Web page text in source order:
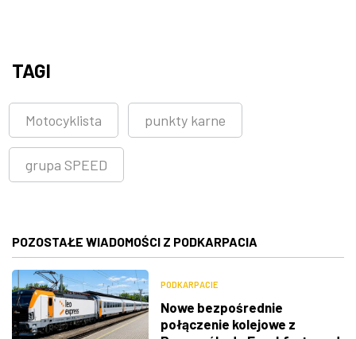
TAGI
Motocyklista punkty karne
grupa SPEED
POZOSTAŁE WIADOMOŚCI Z PODKARPACIA
PODKARPACIE
Nowe bezpośrednie
połączenie kolejowe z